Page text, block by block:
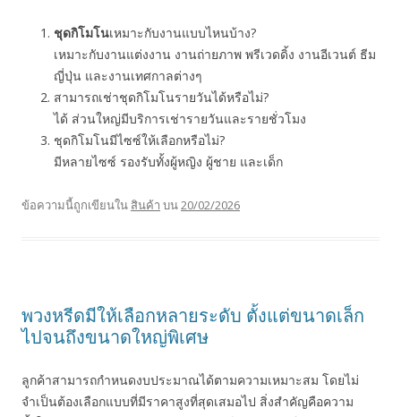
ชุดกิโมโนเหมาะกับงานแบบไหนบ้าง?
เหมาะกับงานแต่งงาน งานถ่ายภาพ พรีเวดดิ้ง งานอีเวนต์ ธีม
ญี่ปุ่น และงานเทศกาลต่างๆ
สามารถเช่าชุดกิโมโนรายวันได้หรือไม่?
ได้ ส่วนใหญ่มีบริการเช่ารายวันและรายชั่วโมง
ชุดกิโมโนมีไซซ์ให้เลือกหรือไม่?
มีหลายไซซ์ รองรับทั้งผู้หญิง ผู้ชาย และเด็ก
ข้อความนี้ถูกเขียนใน สินค้า บน20/02/2026
พวงหรีดมีให้เลือกหลายระดับ ตั้งแต่ขนาดเล็ก
ไปจนถึงขนาดใหญ่พิเศษ
ลูกค้าสามารถกำหนดงบประมาณได้ตามความเหมาะสม โดยไม่
จำเป็นต้องเลือกแบบที่มีราคาสูงที่สุดเสมอไป สิ่งสำคัญคือความ